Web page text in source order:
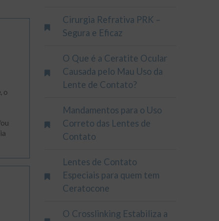
Cirurgia Refrativa PRK –
Segura e Eficaz
O Que é a Ceratite Ocular
Causada pelo Mau Uso da
Lente de Contato?
Mandamentos para o Uso
Correto das Lentes de
Contato
Lentes de Contato
Especiais para quem tem
Ceratocone
O Crosslinking Estabiliza a
, o